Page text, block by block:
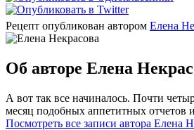
Рецепт опубликован автором Елена
Об авторе Елена
А вот так все начиналось. Почти
месяц подобных аппетитных отчетов
Посмотреть все записи автора Елена